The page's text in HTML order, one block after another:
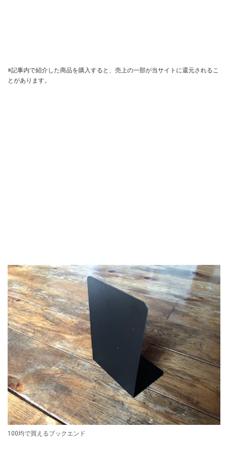
※記事内で紹介した商品を購入すると、売上の一部が当サイトに還元されるこ
とがあります。
100均で買えるブックエンド